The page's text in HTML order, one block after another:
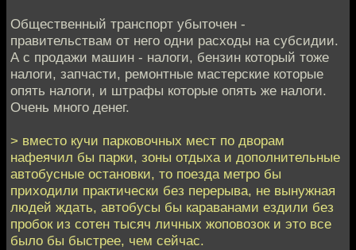
Общественный транспорт убыточен -
правительствам от него одни расходы на субсидии.
А с продажи машин - налоги, бензин который тоже
налоги, запчасти, ремонтные мастерские которые
опять налоги, и штрафы которые опять же налоги.
Очень много денег.
> вместо кучи парковочных мест по дворам
нафеячил бы парки, зоны отдыха и дополнительные
автобусные остановки, то поезда метро бы
приходили практически без перерыва, не вынужная
людей ждать, автобусы бы караванами ездили без
пробок из сотен тысяч личных жоповозок и это все
было бы быстрее, чем сейчас.